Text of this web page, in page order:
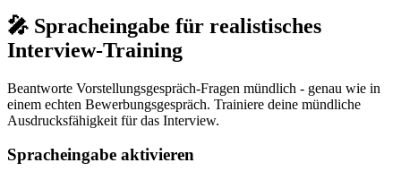
🎤 Spracheingabe für realistisches
Interview-Training
Beantworte Vorstellungsgespräch-Fragen mündlich - genau wie in
einem echten Bewerbungsgespräch. Trainiere deine mündliche
Ausdrucksfähigkeit für das Interview.
Spracheingabe aktivieren